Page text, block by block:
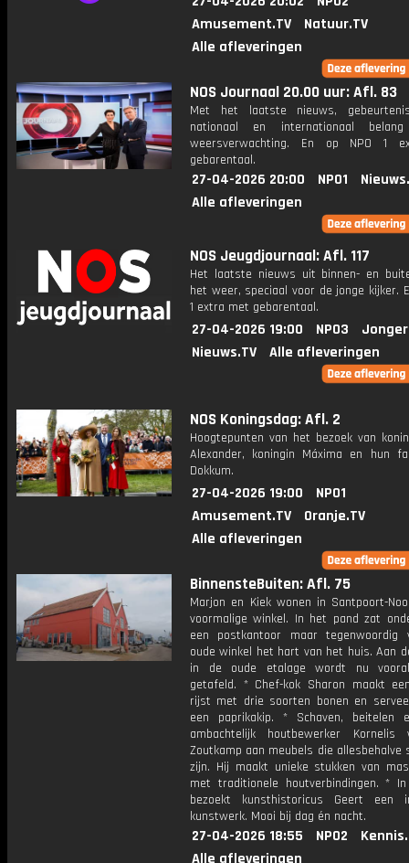
Amusement.TV
Natuur.TV
Alle afleveringen
NOS Journaal 20.00 uur: Afl. 83
Met het laatste nieuws,
nationaal en internationaal
weersverwachting. En op NPO 1
gebarentaal.
27-04-2026 20:00 NPO1
Alle afleveringen
NOS Jeugdjournaal: Afl. 117
Het laatste nieuws uit binnen- en
het weer, speciaal voor de jonge kijker.
1 extra met gebarentaal.
27-04-2026 19:00 NPO3
Nieuws.TV
Alle afleveringen
NOS Koningsdag: Afl. 2
Hoogtepunten van het bezoek van
Alexander, koningin Máxima en hun
Dokkum.
27-04-2026 19:00
NPO1
Amusement.TV
Oranje.TV
Alle afleveringen
BinnensteBuiten: Afl. 75
Marjon en Kiek wonen in Santpoort-
voormalige winkel. In het pand zat
een postkantoor maar tegenwoordig
oude winkel het hart van het huis. Aan
in de oude etalage wordt nu
getafeld. * Chef-kok Sharon maakt
rijst met drie soorten bonen en
een paprikakip. * Schaven, beitelen
ambachtelijk houtbewerker
Zoutkamp aan meubels die allesbehalve
zijn. Hij maakt unieke stukken van
met traditionele houtverbindingen. * In
bezoekt kunsthistoricus Geert een
kunstwerk. Mooi bij dag én nacht.
27-04-2026 18:55 NPO2
Alle afleveringen